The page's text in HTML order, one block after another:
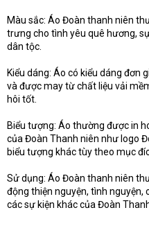
Màu sắc: Áo Đoàn thanh niên
trưng cho tình yêu quê hương,
dân tộc.
Kiểu dáng: Áo có kiểu dáng đơn
và được may từ chất liệu vải
hôi tốt.
Biểu tượng: Áo thường được in
của Đoàn Thanh niên như logo
biểu tượng khác tùy theo mục
Sử dụng: Áo Đoàn thanh niên
động thiện nguyện, tình nguyện,
các sự kiện khác của Đoàn